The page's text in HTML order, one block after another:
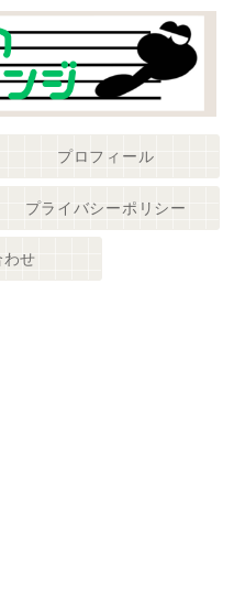
プロフィール
プライバシーポリシー
わせ